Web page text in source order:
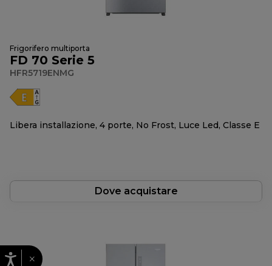
Frigorifero multiporta
FD 70 Serie 5
HFR5719ENMG
Libera installazione, 4 porte, No Frost, Luce Led, Classe E
Dove acquistare
×